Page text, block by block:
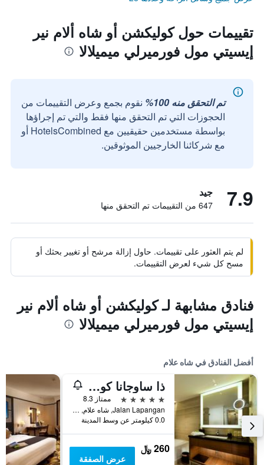
تقييمات حول كوليكشن أو شاه ألام نير
إيسيتي مول فورميرلي ميميلالا
تم التحقق منه 100%
نقوم بجمع وعرض التقييمات من
الحجوزات التي تم التحقق منها فقط والتي تم إجراؤها
بواسطة مستخدمين حقيقيين مع HotelsCombined أو
مع شركائنا الخارجيين الموثوقين.
7.9 جيد
647 من التقييمات تم التحقق منها
لم يتم العثور على تقييمات. حاول إزالة مرشح أو تغيير بحثك أو
مسح كل شيء لعرض التقييمات.
فنادق مشابهة لـ كوليكشن أو شاه ألام نير
إيسيتي مول فورميرلي ميميلالا
أفضل الفنادق في شاه علام
ذا ساوجانا كوالالمبور
5 نجوم
ممتاز 8.3
Jalan Lapangan, شاه علام, ماليزيا
0.0 كيلومتر عن وسط المدينة
260 ﷼
عرض الصفقة